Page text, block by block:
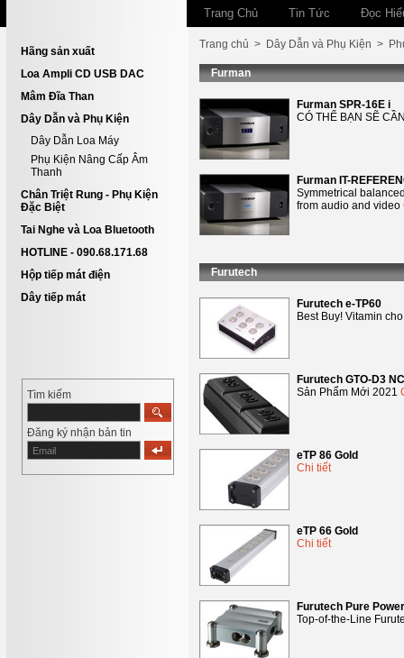
Trang Chủ Tin Tức Đọc
Hãng sản xuất
Loa Ampli CD USB DAC
Mâm Đĩa Than
Dây Dẫn và Phụ Kiện
Dây Dẫn Loa Máy
Phụ Kiện Nâng Cấp Âm
Thanh
Chân Triệt Rung - Phụ Kiện
Đặc Biệt
Tai Nghe và Loa Bluetooth
HOTLINE - 090.68.171.68
Hộp tiếp mát điện
Dây tiếp mát
Tìm kiếm
Đăng ký nhận bản tin
Trang chủ > Dây Dẫn và Phụ Kiện >
Furman
Furman SPR-16E i
CÓ THỂ BẠN SẼ
Furman IT-
Symmetrical
from audio and video
Furutech
Furutech e-TP60
Best Buy! Vitamin
Furutech GTO-D3
Sản Phẩm Mới 2021
eTP 86 Gold
Chi tiết
eTP 66 Gold
Chi tiết
Furutech Pure
Top-of-the-Line